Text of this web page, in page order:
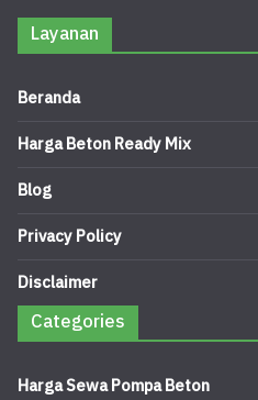
Layanan
Beranda
Harga Beton Ready Mix
Blog
Privacy Policy
Disclaimer
Categories
Harga Sewa Pompa Beton